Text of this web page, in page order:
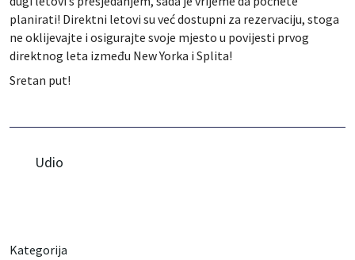
planirati! Direktni letovi su već dostupni za rezervaciju, stoga
ne oklijevajte i osigurajte svoje mjesto u povijesti prvog
direktnog leta između New Yorka i Splita!
Sretan put!
Udio
Kategorija